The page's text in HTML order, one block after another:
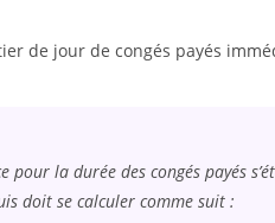
de jour de congés payés
la durée des congés payés
doit se calculer comme suit :